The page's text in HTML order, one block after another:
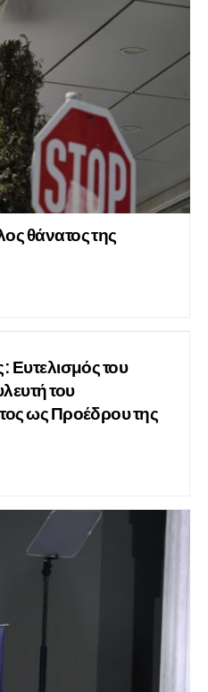
θάνατος της
Ευτελισμός του
του
ως Προέδρου της